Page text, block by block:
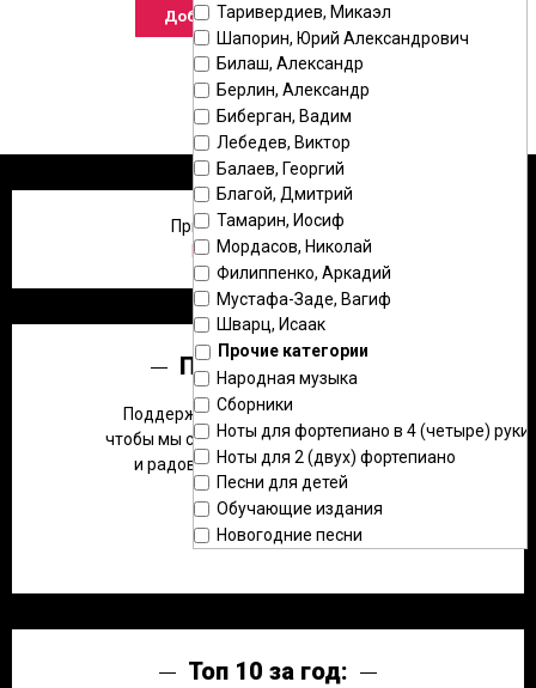
Таривердиев, Микаэл
Шапорин, Юрий Александрович
Билаш, Александр
Берлин, Александр
Биберган, Вадим
Лебедев, Виктор
Балаев, Георгий
Благой, Дмитрий
Тамарин, Иосиф
Мордасов, Николай
Филиппенко, Аркадий
Мустафа-Заде, Вагиф
Шварц, Исаак
Прочие категории
Народная музыка
Сборники
Ноты для фортепиано в 4 (четыре) руки
Ноты для 2 (двух) фортепиано
Песни для детей
Обучающие издания
Новогодние песни
Приветствую Вас,Гость
Регистрация| Вход
Помощь сайту:
Поддержите наш проект в развитии,
чтобы мы смогли размещать больше нот
и радовать вас новыми фишками.
Топ 10 за год: